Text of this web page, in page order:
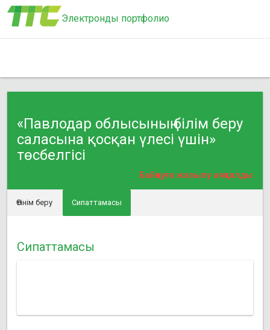
Электронды портфолио
«Павлодар облысының білім беру
саласына қосқан үлесі үшін»
төсбелгісі
Байқауға жазылу аяқталды
Өтінім беру Сипаттамасы
Сипаттамасы